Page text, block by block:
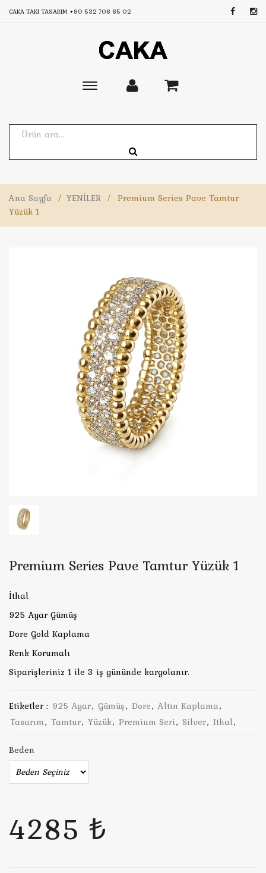
CAKA TAKI TASARIM +90 532 706 65 02
Toggle
Ana Sayfa / YENİLER / Premium Series Pave Tamtur
Yüzük 1
Premium Series Pave Tamtur Yüzük 1
İthal
925 Ayar Gümüş
Dore Gold Kaplama
Renk Korumalı
Siparişleriniz 1 ile 3 iş gününde kargolanır.
Etiketler : 925 Ayar, Gümüş, Dore, Altın Kaplama,
Tasarım, Tamtur, Yüzük, Premium Seri, Silver, Ithal,
Beden
4285 ₺